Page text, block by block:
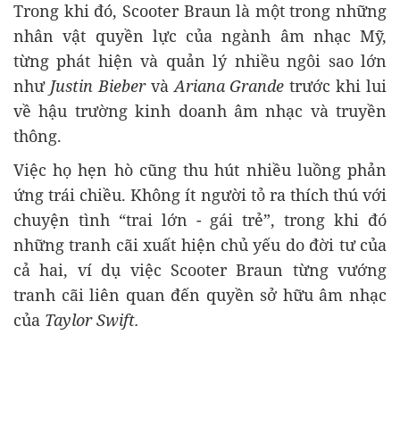
Trong khi đó, Scooter Braun là một trong những
nhân vật quyền lực của ngành âm nhạc Mỹ,
từng phát hiện và quản lý nhiều ngôi sao lớn
như Justin BiebervàAriana Grande trước khi lui
về hậu trường kinh doanh âm nhạc và truyền
thông.
Việc họ hẹn hò cũng thu hút nhiều luồng phản
ứng trái chiều. Không ít người tỏ ra thích thú với
chuyện tình “trai lớn - gái trẻ”, trong khi đó
những tranh cãi xuất hiện chủ yếu do đời tư của
cả hai, ví dụ việc Scooter Braun từng vướng
tranh cãi liên quan đến quyền sở hữu âm nhạc
của Taylor Swift.